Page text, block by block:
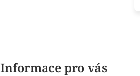
Informace pro vás